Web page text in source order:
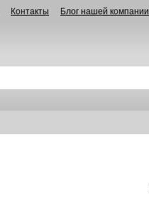
Контакты Блог нашей компании